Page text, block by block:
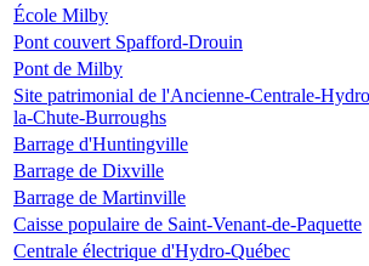
École Milby
Pont couvert Spafford-Drouin
Pont de Milby
Site patrimonial de l'Ancienne-Centrale-
la-Chute-Burroughs
Barrage d'Huntingville
Barrage de Dixville
Barrage de Martinville
Caisse populaire de Saint-Venant-de-Paquette
Centrale électrique d'Hydro-Québec